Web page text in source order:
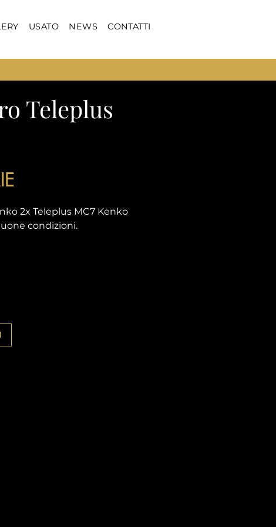
USATO NEWS CONTATTI
Teleplus
2x Teleplus MC7 Kenko
condizioni.